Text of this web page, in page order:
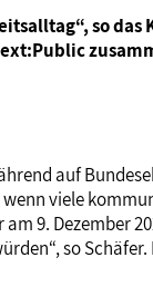
so das
auf
viele
9. Dezember
so